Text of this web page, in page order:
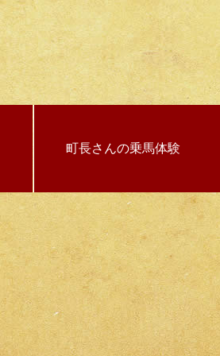
町長さんの乗馬体験